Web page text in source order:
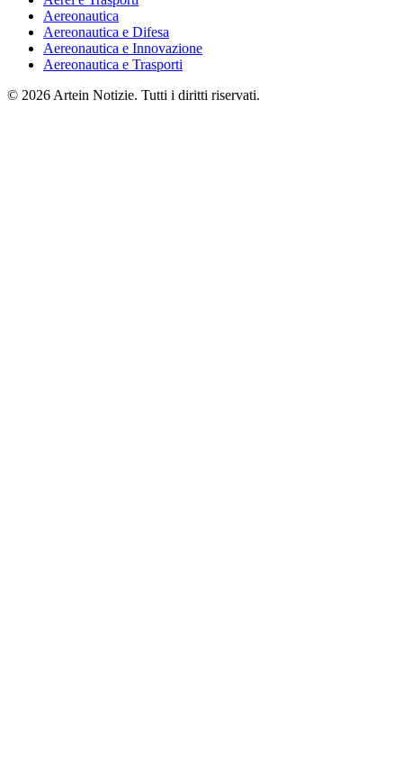
Aereonautica
Aereonautica e Difesa
Aereonautica e Innovazione
Aereonautica e Trasporti
© 2026 Artein Notizie. Tutti i diritti riservati.